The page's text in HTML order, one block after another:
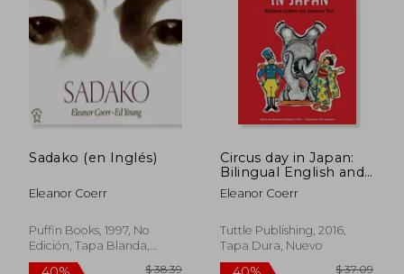
40%
dcto.
40%
dcto.
Sadako (en Inglés)
Eleanor Coerr
Puffin Books, 1997, No
Edición, Tapa Blanda,
Nuevo
Circus day in Japan:
Bilingual English and
Japanese Text (en
Inglés)
Eleanor Coerr
Tuttle Publishing, 2016,
Tapa Dura, Nuevo